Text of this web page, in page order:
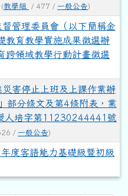
(教學組 / 477 / 一般公告)
督管理委員會（以下簡稱金
教育教學實施成果徵選辦
跨領域教學行動計畫徵選
災害停止上班及上課作業辦
部分條文及第4條附表，業
人培字第11230244441號
/ 一般公告)
年度客語能力基礎級暨初級